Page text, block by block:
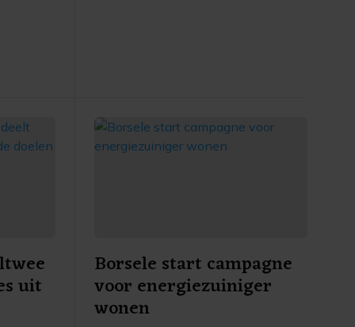
uit
Borsele start campagne
voor energiezuiniger
wonen